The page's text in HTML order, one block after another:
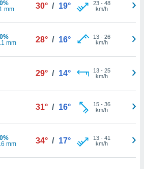
mm
30° / 19° 23- 48
km/h
mm
28° / 16° 13- 26
km/h
29° / 14° 13- 25
km/h
31° / 16° 15- 36
km/h
mm
34° / 17° 13- 41
km/h